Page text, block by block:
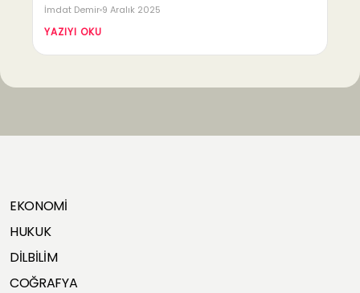
İmdat Demir 9 Aralık 2025
YAZIYI OKU
EKONOMİ
HUKUK
DİLBİLİM
COĞRAFYA